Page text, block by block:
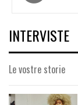
INTERVISTE
Le vostre storie